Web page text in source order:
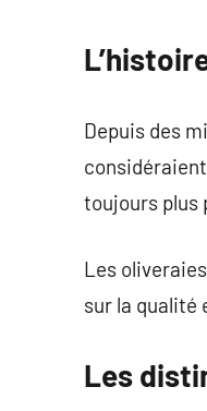
Depuis des
toujours plus
Les
sur la qualité
Les